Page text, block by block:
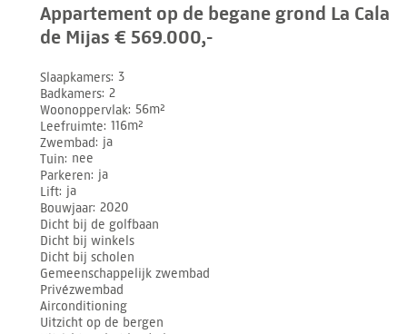
Appartement op de begane grond La Cala
de Mijas € 569.000,-
Slaapkamers 3
Badkamers 2
Woonoppervlak 56m²
Leefruimte 116m²
Zwembad ja
Tuin nee
Parkeren ja
Lift ja
Bouwjaar 2020
Dicht bij de golfbaan
Dicht bij winkels
Dicht bij scholen
Gemeenschappelijk zwembad
Privézwembad
Airconditioning
Uitzicht op de bergen